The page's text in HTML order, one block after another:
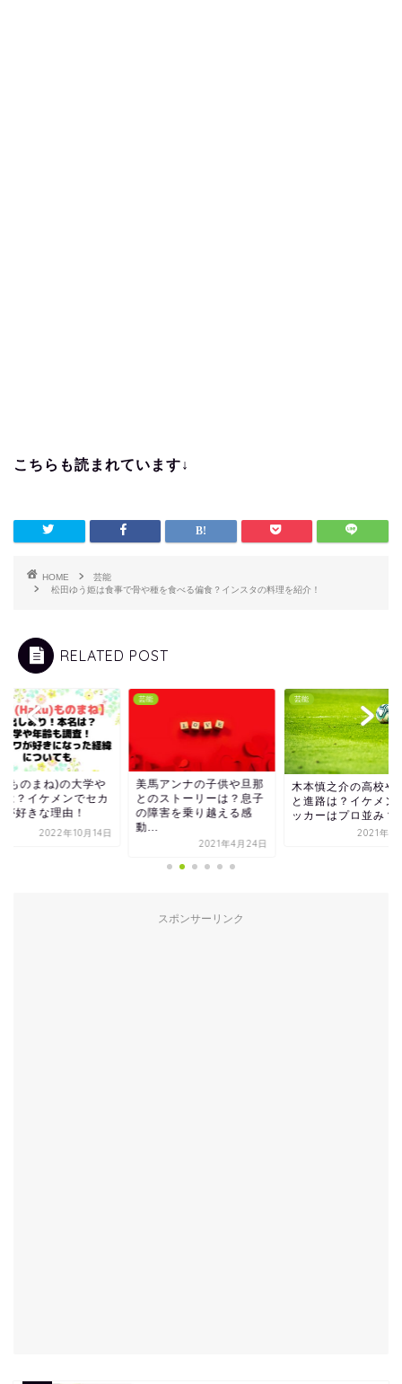
こちらも読まれています↓
HOME
芸能
松田ゆう姫は食事で骨や種を食べる偏食？インスタの料理を紹介！
RELATED POST
アンナの子供や旦那
ストーリーは？息子
害を乗り越える感
芸能
木本慎之介の高校や大学
と進路は？イケメンでサ
ッカーはプロ並み？
芸能
篠田麻里子の音声デ
内容全文！どこで聞
る？修羅場は6時間
スポンサーリンク